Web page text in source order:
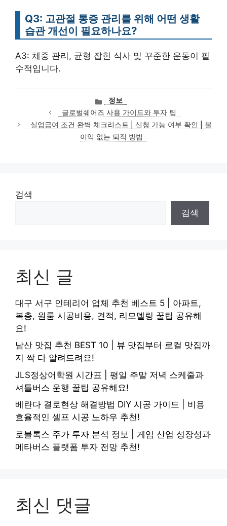
Q3: 고관절 통증 관리를 위해 어떤 생활
습관 개선이 필요하나요?
A3: 체중 관리, 균형 잡힌 식사 및 꾸준한 운동이 필
수적입니다.
카
테
고
리
정보
글로벌쉐어즈 사용 가이드와 투자 팁
실업급여 조건 완벽 체크리스트 | 신청 가능 여부 확인 | 불
이익 없는 퇴직 방법
검색
검색
최신 글
대구 서구 인테리어 업체 추천 베스트 5 | 아파트,
복층, 원룸 시공비용, 견적, 리모델링 꿀팁 공유해
요!
남산 맛집 추천 BEST 10 | 뷰 맛집부터 로컬 맛집까
지 싹 다 알려드려요!
JLS정상어학원 시간표 | 평일 주말 저녁 스케줄과
셔틀버스 운행 꿀팁 공유해요!
베란다 결로현상 해결방법 DIY 시공 가이드 | 비용
효율적인 셀프 시공 노하우 추천!
로블록스 주가 투자 분석 정보 | 게임 산업 성장성과
메타버스 플랫폼 투자 전망 추천!
최신 댓글